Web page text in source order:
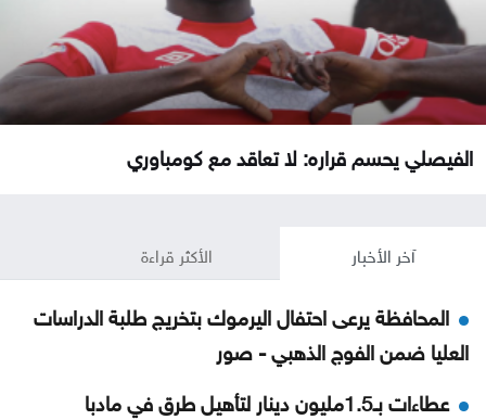
الفيصلي يحسم قراره: لا تعاقد مع كومباوري
آخر الأخبار الأكثر قراءة
المحافظة يرعى احتفال اليرموك بتخريج طلبة الدراسات
العليا ضمن الفوج الذهبي - صور
عطاءات بـ1.5مليون دينار لتأهيل طرق في مادبا